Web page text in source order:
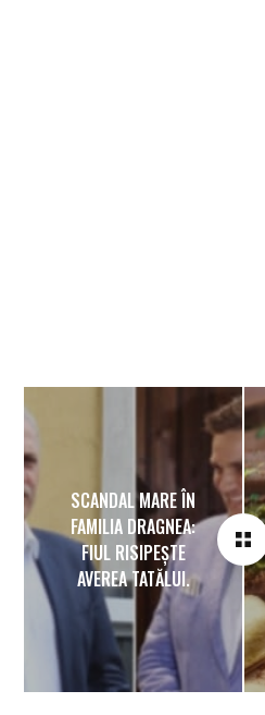
SCANDAL MARE ÎN
FAMILIA DRAGNEA:
FIUL RISIPEȘTE
AVEREA TATĂLUI.